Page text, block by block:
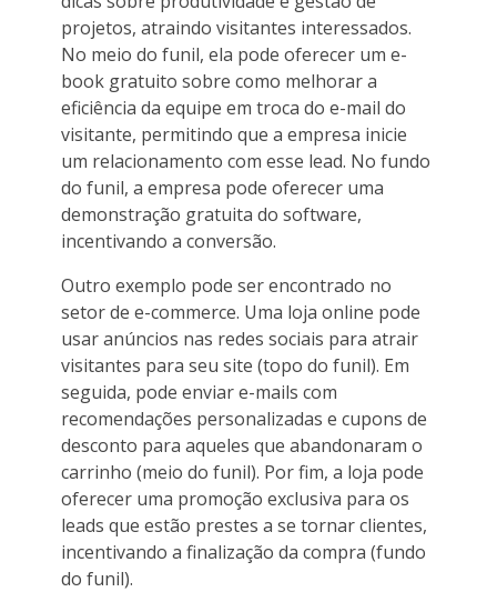
projetos, atraindo visitantes interessados.
No meio do funil, ela pode oferecer um e-
book gratuito sobre como melhorar a
eficiência da equipe em troca do e-mail do
visitante, permitindo que a empresa inicie
um relacionamento com esse lead. No fundo
do funil, a empresa pode oferecer uma
demonstração gratuita do software,
incentivando a conversão.
Outro exemplo pode ser encontrado no
setor de e-commerce. Uma loja online pode
usar anúncios nas redes sociais para atrair
visitantes para seu site (topo do funil). Em
seguida, pode enviar e-mails com
recomendações personalizadas e cupons de
desconto para aqueles que abandonaram o
carrinho (meio do funil). Por fim, a loja pode
oferecer uma promoção exclusiva para os
leads que estão prestes a se tornar clientes,
incentivando a finalização da compra (fundo
do funil).